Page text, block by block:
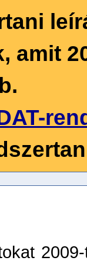
amit